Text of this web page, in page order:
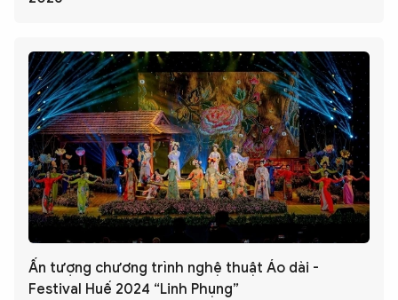
Ấn tượng chương trình nghệ thuật Áo dài -
Festival Huế 2024 “Linh Phụng”